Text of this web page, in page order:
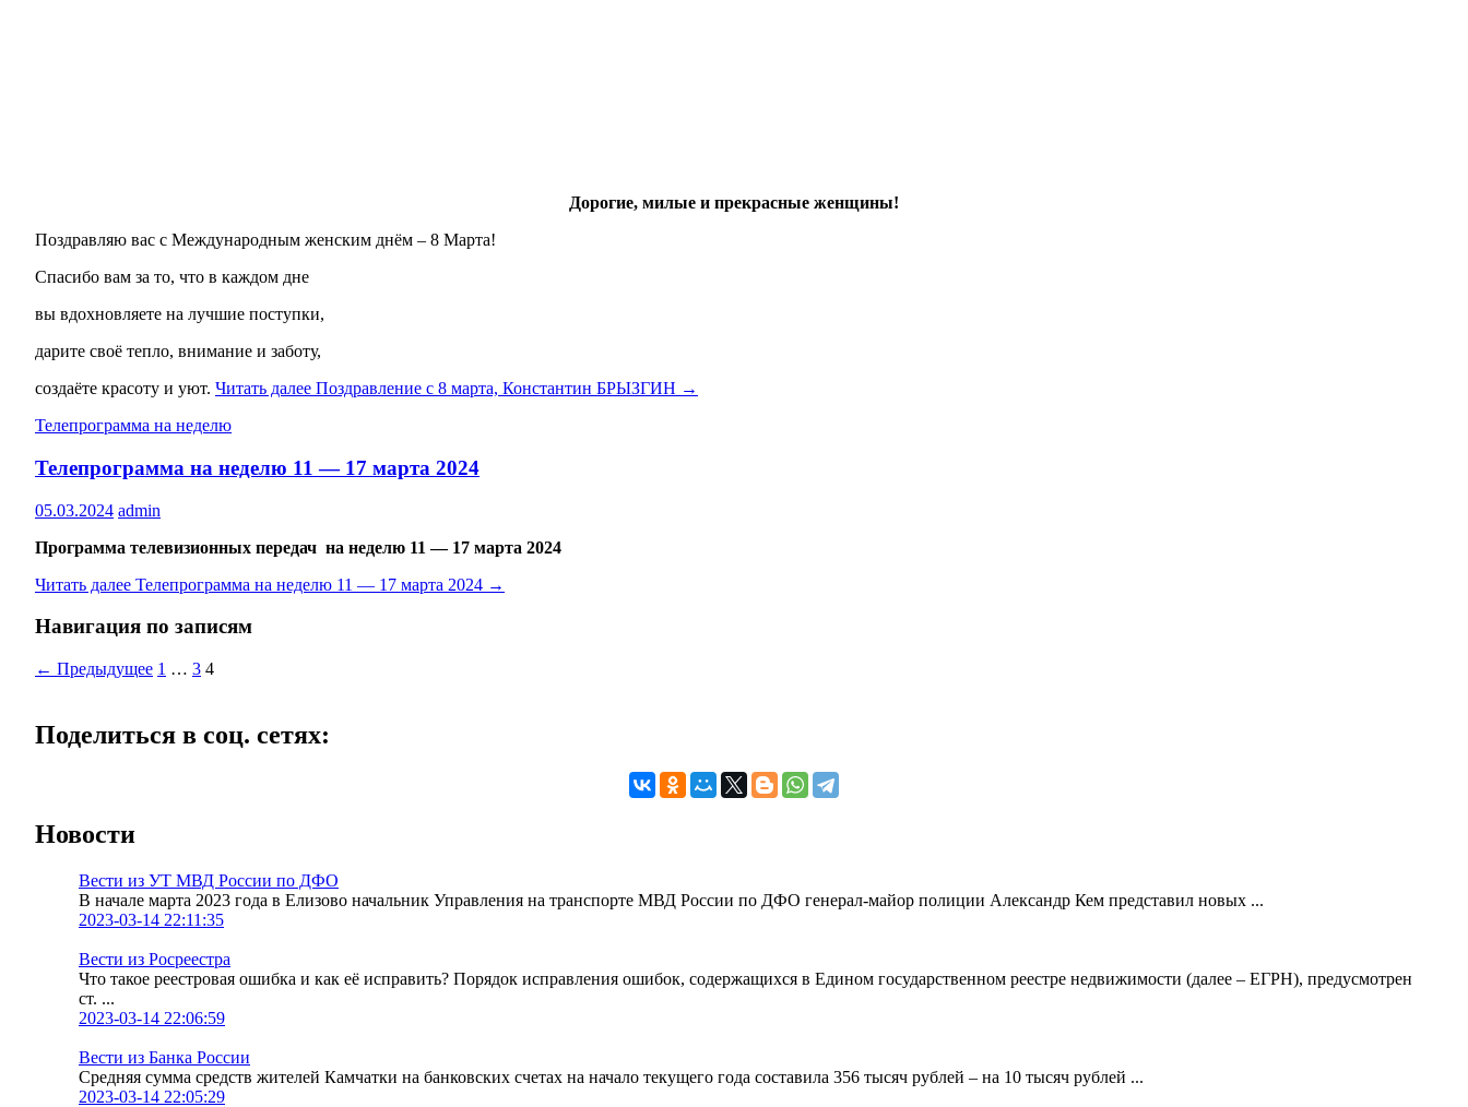
Дорогие, милые и прекрасные женщины!
Поздравляю вас с Международным женским днём – 8 Марта!
Спасибо вам за то, что в каждом дне
вы вдохновляете на лучшие поступки,
дарите своё тепло, внимание и заботу,
создаёте красоту и уют. Читать далее Поздравление с 8 марта, Константин БРЫЗГИН →
Телепрограмма на неделю
Телепрограмма на неделю 11 — 17 марта 2024
05.03.2024 admin
Программа телевизионных передач на неделю 11 — 17 марта 2024
Читать далее Телепрограмма на неделю 11 — 17 марта 2024 →
Навигация по записям
← Предыдущее 1 … 3 4
Поделиться в соц. сетях:
Новости
Вести из УТ МВД России по ДФО
В начале марта 2023 года в Елизово начальник Управления на транспорте МВД России по ДФО генерал-майор полиции Александр Кем представил новых ...
2023-03-14 22:11:35
Вести из Росреестра
Что такое реестровая ошибка и как её исправить? Порядок исправления ошибок, содержащихся в Едином государственном реестре недвижимости (далее – ЕГРН), предусмотрен
ст. ...
2023-03-14 22:06:59
Вести из Банка России
Средняя сумма средств жителей Камчатки на банковских счетах на начало текущего года составила 356 тысяч рублей – на 10 тысяч рублей ...
2023-03-14 22:05:29